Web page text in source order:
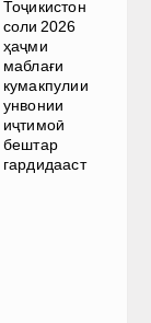
Тоҷикистон
соли 2026
ҳаҷми
маблағи
кумакпулии
унвонии
иҷтимоӣ
бештар
гардидааст